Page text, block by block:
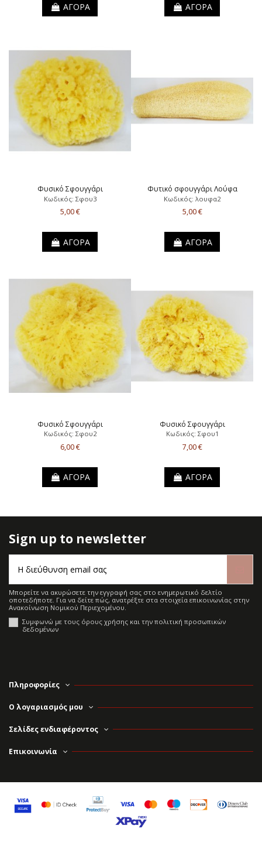
ΑΓΟΡΑ ΑΓΟΡΑ
Φυσικό Σφουγγάρι
Κωδικός: Σφου3
5,00 €
ΑΓΟΡΑ
Φυτικό σφουγγάρι Λούφα
Κωδικός: λουφα2
5,00 €
ΑΓΟΡΑ
Φυσικό Σφουγγάρι
Κωδικός: Σφου2
6,00 €
ΑΓΟΡΑ
Φυσικό Σφουγγάρι
Κωδικός: Σφου1
7,00 €
ΑΓΟΡΑ
Sign up to newsletter
Μπορείτε να ακυρώσετε την εγγραφή σας στο ενημερωτικό δελτίο
οποτεδήποτε. Για να δείτε πώς, ανατρέξτε στα στοιχεία επικοινωνίας στην
Ανακοίνωση Νομικού Περιεχομένου.
Συμφωνώ με τους όρους χρήσης και την πολιτική προσωπικών
δεδομένων
Πληροφορίες
Ο λογαριασμός μου
Σελίδες ενδιαφέροντος
Επικοινωνία